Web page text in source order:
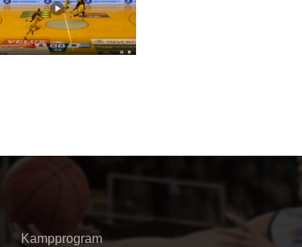
Kampprogram